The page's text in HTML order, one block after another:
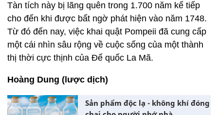
Tàn tích này bị lãng quên trong 1.700 năm kế tiếp
cho đến khi được bất ngờ phát hiện vào năm 1748.
Từ đó đến nay, việc khai quật Pompeii đã cung cấp
một cái nhìn sâu rộng về cuộc sống của một thành
thị thời cực thịnh của Đế quốc La Mã.
Hoàng Dung (lược dịch)
Sản phẩm độc lạ - không khí đóng